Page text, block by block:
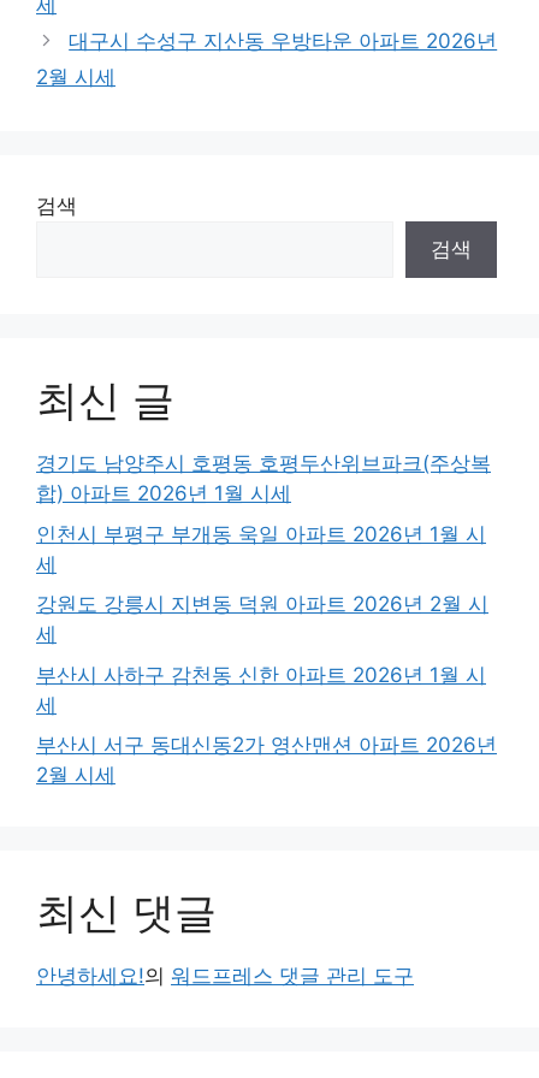
세
대구시 수성구 지산동 우방타운 아파트 2026년
2월 시세
검색
검색
최신 글
경기도 남양주시 호평동 호평두산위브파크(주상복
합) 아파트 2026년 1월 시세
인천시 부평구 부개동 욱일 아파트 2026년 1월 시
세
강원도 강릉시 지변동 덕원 아파트 2026년 2월 시
세
부산시 사하구 감천동 신한 아파트 2026년 1월 시
세
부산시 서구 동대신동2가 영산맨션 아파트 2026년
2월 시세
최신 댓글
안녕하세요!의 워드프레스 댓글 관리 도구